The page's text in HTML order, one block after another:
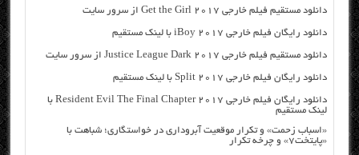
دانلود مستقیم فیلم خارجی Get the Girl 2017 از سرور سایت
دانلود رایگان فیلم خارجی iBoy 2017 با لینک مستقیم
دانلود مستقیم فیلم خارجی Justice League Dark 2017 از سرور سایت
دانلود رایگان فیلم خارجی Split 2017 با لینک مستقیم
دانلود رایگان فیلم خارجی Resident Evil The Final Chapter 2017 با
لینک مستقیم
«اسباب زحمت» و تکرار موقعیت آبروداری در خواستگاری؛ شباهت با
«پایتخت۷» و چرخه تکرار